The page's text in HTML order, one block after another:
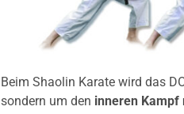
Beim Shaolin Karate wird das
sondern um den inneren Kampf